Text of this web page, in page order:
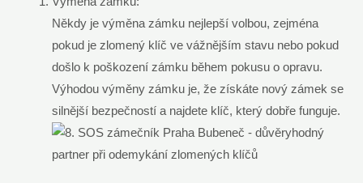
Někdy je výměna zámku nejlepší volbou, zejména
pokud je zlomený klíč ve vážnějším stavu nebo pokud
došlo k poškození zámku během pokusu o opravu.
Výhodou výměny zámku je, že získáte nový zámek se
silnější bezpečností a najdete klíč, který dobře funguje.